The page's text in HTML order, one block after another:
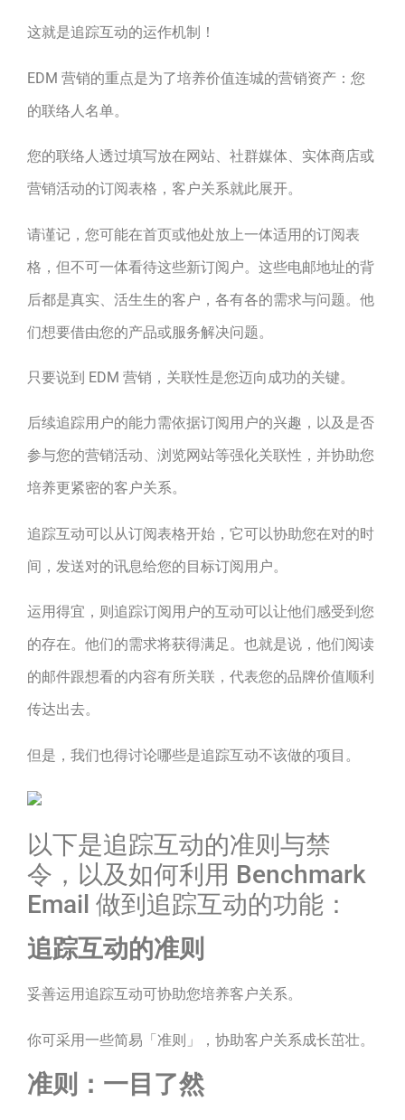
这就是追踪互动的运作机制！
EDM 营销的重点是为了培养价值连城的营销资产：您
的联络人名单。
您的联络人透过填写放在网站、社群媒体、实体商店或
营销活动的订阅表格，客户关系就此展开。
请谨记，您可能在首页或他处放上一体适用的订阅表
格，但不可一体看待这些新订阅户。这些电邮地址的背
后都是真实、活生生的客户，各有各的需求与问题。他
们想要借由您的产品或服务解决问题。
只要说到 EDM 营销，关联性是您迈向成功的关键。
后续追踪用户的能力需依据订阅用户的兴趣，以及是否
参与您的营销活动、浏览网站等强化关联性，并协助您
培养更紧密的客户关系。
追踪互动可以从订阅表格开始，它可以协助您在对的时
间，发送对的讯息给您的目标订阅用户。
运用得宜，则追踪订阅用户的互动可以让他们感受到您
的存在。他们的需求将获得满足。也就是说，他们阅读
的邮件跟想看的内容有所关联，代表您的品牌价值顺利
传达出去。
但是，我们也得讨论哪些是追踪互动不该做的项目。
以下是追踪互动的准则与禁
令，以及如何利用 Benchmark
Email 做到追踪互动的功能：
追踪互动的准则
妥善运用追踪互动可协助您培养客户关系。
你可采用一些简易「准则」，协助客户关系成长茁壮。
准则：一目了然